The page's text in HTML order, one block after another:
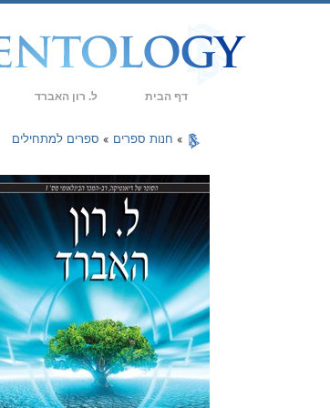
דף הבית ל. רון האברד
» חנות ספרים » ספרים למתחילים